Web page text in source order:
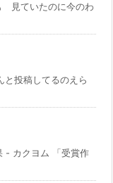
見ていたのに今のわ
と投稿してるのえら
- カクヨム 「受賞作